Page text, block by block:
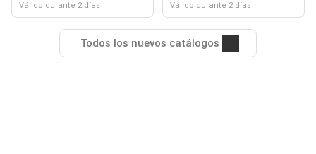
Válido durante 2 días Válido durante 2 días
Todos los nuevos catálogos